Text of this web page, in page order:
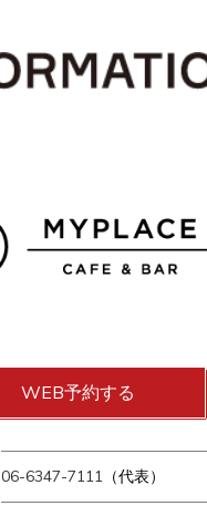
WEB予約する
06-6347-7111 （代表）